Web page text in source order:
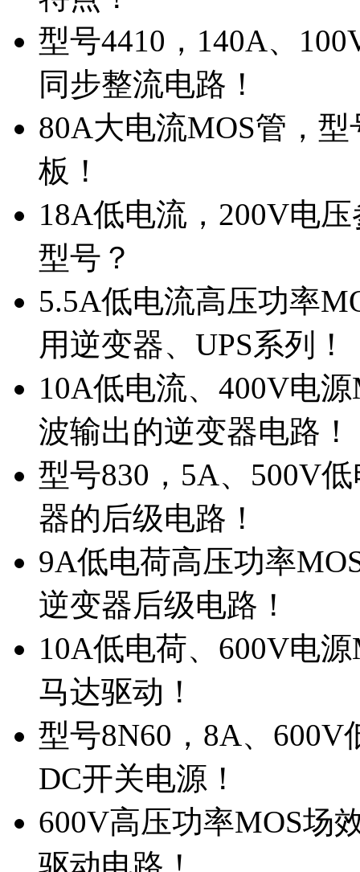
型号4410，140A、
同步整流电路！
80A大电流MOS管，
板！
18A低电流，200V电
型号？
5.5A低电流高压功率
用逆变器、UPS系列！
10A低电流、400V电
波输出的逆变器电路！
型号830，5A、500V
器的后级电路！
9A低电荷高压功率
逆变器后级电路！
10A低电荷、600V电
马达驱动！
型号8N60，8A、
DC开关电源！
600V高压功率MOS场